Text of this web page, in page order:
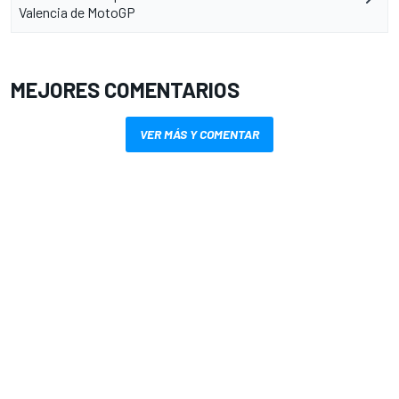
Valencia de MotoGP
MEJORES COMENTARIOS
VER MÁS Y COMENTAR